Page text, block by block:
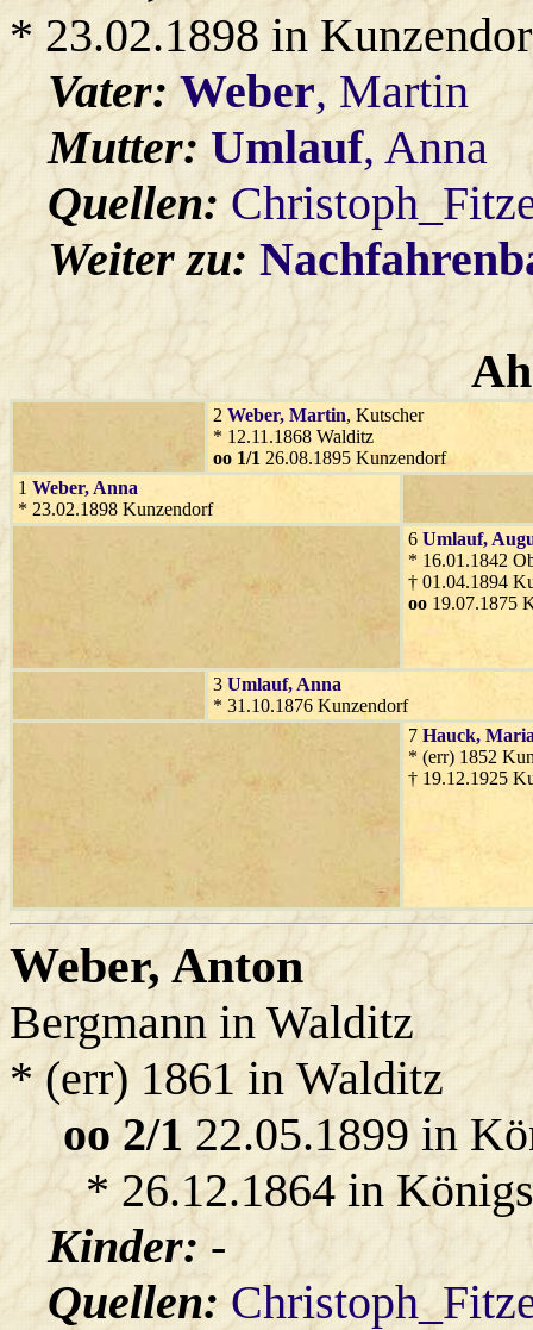
* 23.02.1898 in
Vater:Weber, Martin
Mutter:Umlauf, Anna
Quellen:
Weiter zu:
2 Weber, Martin, Kutscher
* 12.11.1868 Walditz
oo 1/1 26.08.1895 Kunzendorf
1 Weber, Anna
* 23.02.1898 Kunzendorf
6 Umlauf,
* 16.01.1842
† 01.04.1894
oo 19.07.1875
3 Umlauf, Anna
* 31.10.1876 Kunzendorf
7 Hauck,
* (err) 1852
† 19.12.1925
Weber, Anton
Bergmann in Walditz
* (err) 1861 in Walditz
oo 2/1 22.05.1899 in
* 26.12.1864 in
Kinder:-
Quellen: